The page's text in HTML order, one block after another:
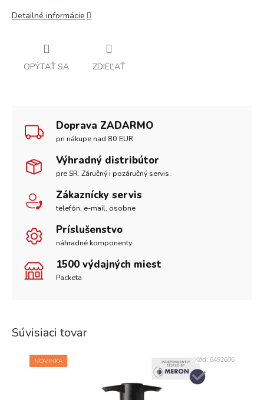
Detailné informácie
OPÝTAŤ SA ZDIEĽAŤ
Doprava ZADARMO
pri nákupe nad 80 EUR
Výhradný distribútor
pre SR. Záručný i pozáručný servis.
Zákaznícky servis
telefón, e-mail, osobne
Príslušenstvo
náhradné komponenty
1500 výdajných miest
Packeta
Súvisiaci tovar
NOVINKA Kód: 6492606